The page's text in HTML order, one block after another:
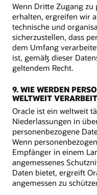
Wenn Dritte Zugang zu
erhalten, ergreifen wir
technische und
sicherzustellen, dass
dem Umfang
ist, gemäß dieser
geltendem Recht.
9. WIE WERDEN
WELTWEIT
Oracle ist ein weltweit
Niederlassungen in
personenbezogene
Wenn
Empfänger in einem
angemessenes
Daten bietet, ergreift
angemessen zu